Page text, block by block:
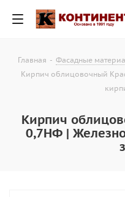
Главная - Фасадные
Кирпич облицовочный
Кирпич
0,7НФ |